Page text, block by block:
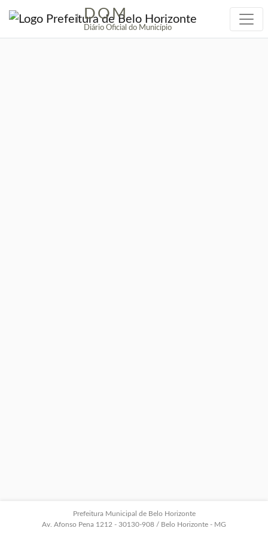
| DOM
Diário Oficial do Município
Prefeitura Municipal de Belo Horizonte
Av. Afonso Pena 1212 - 30130-908 / Belo Horizonte - MG